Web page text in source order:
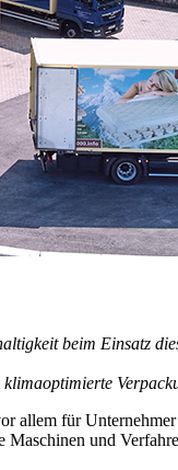
beim Einsatz
allem für
und